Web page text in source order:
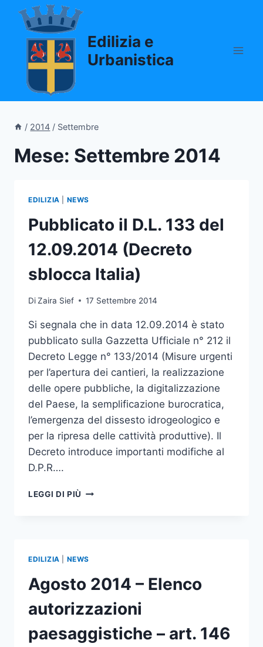
Salta
contenuto
Edilizia e
Urbanistica
/ 2014 / Settembre
Mese: Settembre 2014
EDILIZIA NEWS
Pubblicato il D.L. 133 del
12.09.2014 (Decreto
sblocca Italia)
DiZaira Sief 17 Settembre 2014
Si segnala che in data 12.09.2014 è stato
pubblicato sulla Gazzetta Ufficiale n° 212 il
Decreto Legge n° 133/2014 (Misure urgenti
per l’apertura dei cantieri, la realizzazione
delle opere pubbliche, la digitalizzazione
del Paese, la semplificazione burocratica,
l’emergenza del dissesto idrogeologico e
per la ripresa delle cattività produttive). Il
Decreto introduce importanti modifiche al
D.P.R….
LEGGI DI PIÙ PUBBLICATO
SBLOCCA
ITALIA)
EDILIZIA NEWS
Agosto 2014 – Elenco
autorizzazioni
paesaggistiche – art. 146